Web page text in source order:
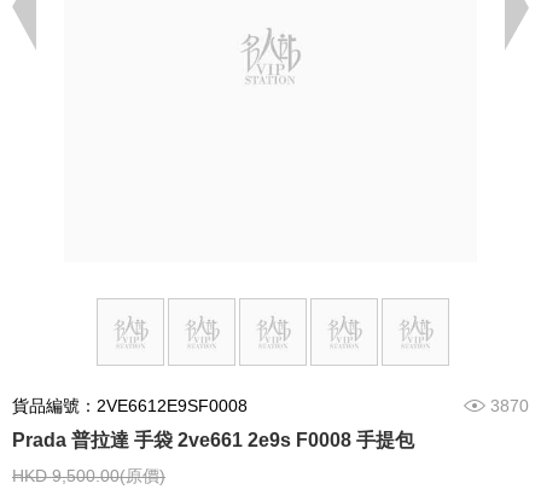
貨品編號：2VE6612E9SF0008 3870
Prada 普拉達 手袋 2ve661 2e9s F0008 手提包
HKD 9,500.00(原價)